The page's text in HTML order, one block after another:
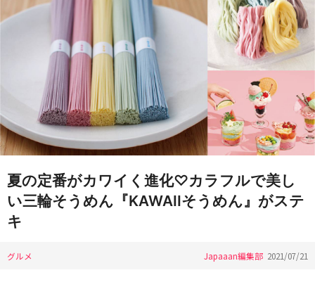
夏の定番がカワイく進化♡カラフルで美し
い三輪そうめん『KAWAIIそうめん』がステ
キ
グルメ Japaaan編集部 2021/07/21